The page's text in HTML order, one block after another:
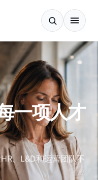
一项人才
、L&D和运营团队不